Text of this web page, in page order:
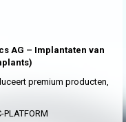
AG – Implantaten van
premium producten,
PLATFORM